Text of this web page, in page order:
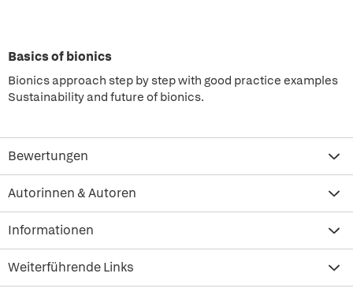
Basics of bionics
Bionics approach step by step with good practice examples
Sustainability and future of bionics.
Bewertungen
Autorinnen & Autoren
Informationen
Weiterführende Links